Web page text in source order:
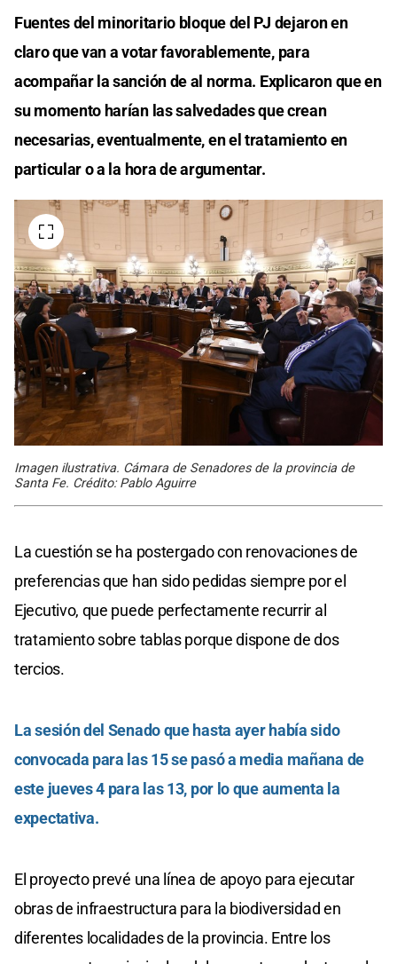
Fuentes del minoritario bloque del PJ dejaron en
claro que van a votar favorablemente, para
acompañar la sanción de al norma. Explicaron que en
su momento harían las salvedades que crean
necesarias, eventualmente, en el tratamiento en
particular o a la hora de argumentar.
Imagen ilustrativa. Cámara de Senadores de la provincia de
Santa Fe. Crédito: Pablo Aguirre
La cuestión se ha postergado con renovaciones de
preferencias que han sido pedidas siempre por el
Ejecutivo, que puede perfectamente recurrir al
tratamiento sobre tablas porque dispone de dos
tercios.
La sesión del Senado que hasta ayer había sido
convocada para las 15 se pasó a media mañana de
este jueves 4 para las 13, por lo que aumenta la
expectativa.
El proyecto prevé una línea de apoyo para ejecutar
obras de infraestructura para la biodiversidad en
diferentes localidades de la provincia. Entre los